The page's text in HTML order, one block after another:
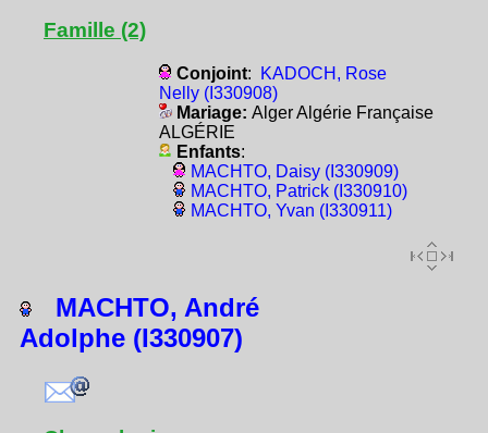
Famille (2)
Conjoint:
KADOCH, Rose
Nelly (I330908)
Mariage: Alger Algérie Française
ALGÉRIE
Enfants:
MACHTO, Daisy (I330909)
MACHTO, Patrick (I330910)
MACHTO, Yvan (I330911)
MACHTO, André
Adolphe (I330907)